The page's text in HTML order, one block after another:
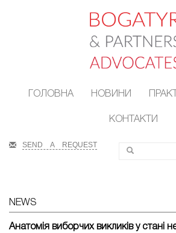
ГОЛОВНА НОВИНИ
КОНТАКТИ
SEND A REQUEST
NEWS
Анатомія виборчих викликів у стані